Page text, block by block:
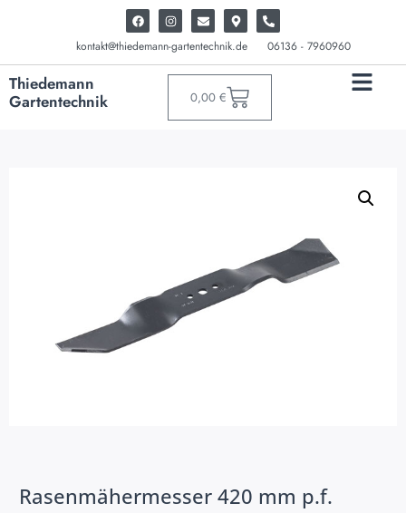
kontakt@thiedemann-gartentechnik.de 06136 - 7960960
Thiedemann
Gartentechnik
0,00 €
Rasenmähermesser 420 mm p.f.